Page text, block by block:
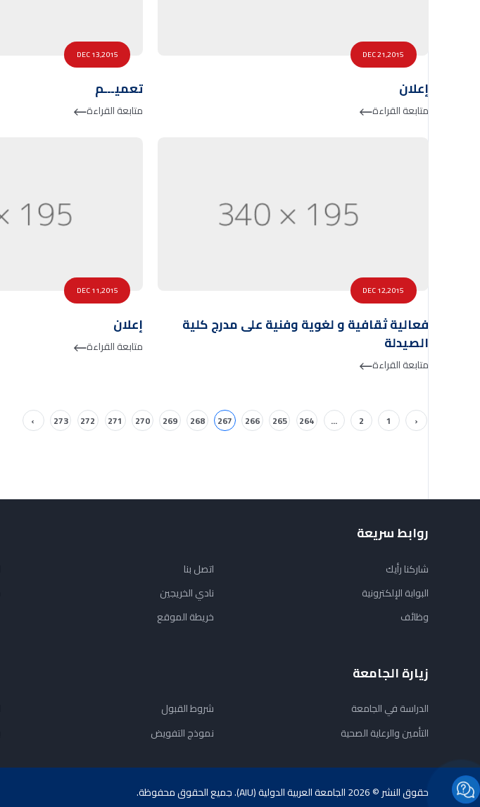
DEC 21,2015
إعلان
متابعة القراءة
DEC 13,2015
تعميـــم
متابعة القراءة
DEC 12,2015
فعالية ثقافية و لغوية وفنية على مدرج كلية
الصيدلة
متابعة القراءة
DEC 11,2015
إعلان
متابعة القراءة
‹
1
2
...
264
265
266
267
268
269
270
271
272
273
›
روابط سريعة
شاركنا رأيك
البوابة الإلكترونية
وظائف
اتصل بنا
نادي الخريجين
خريطة الموقع
زيارة الجامعة
الدراسة في الجامعة
التأمين والرعاية الصحية
شروط القبول
نموذج التفويض
حقوق النشر © 2026 الجامعة العربية الدولية (AIU). جميع الحقوق محفوظة.